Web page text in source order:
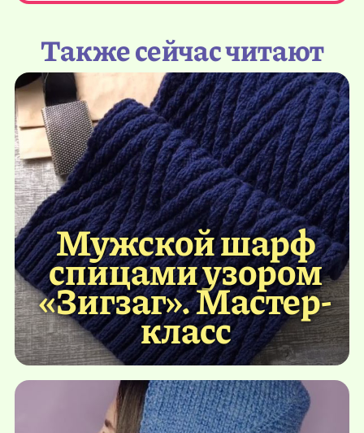
Также сейчас читают
Мужской шарф
спицами узором
«Зигзаг». Мастер-
класс